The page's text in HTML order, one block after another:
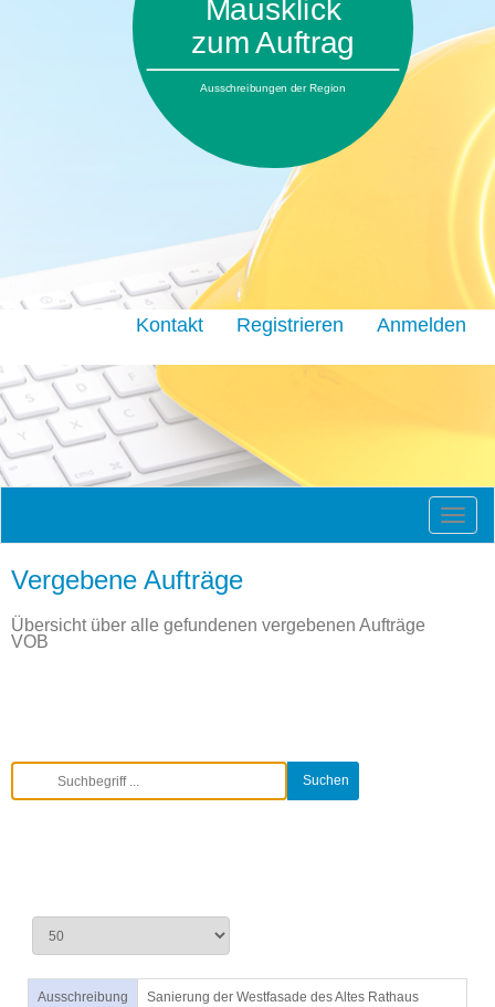
Mausklick
zum Auftrag
Ausschreibungen der Region
Kontakt Registrieren Anmelden
Vergebene Aufträge
Übersicht über alle gefundenen vergebenen Aufträge
VOB
Ausschreibung
Sanierung der Westfasade des Altes Rathaus